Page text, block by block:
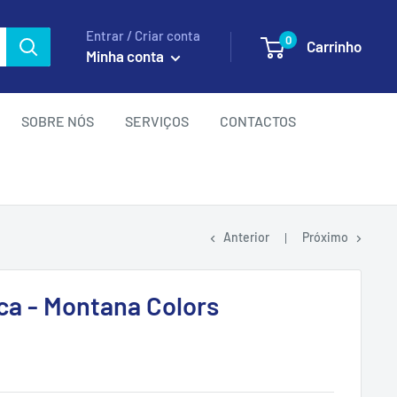
Entrar / Criar conta
Minha conta
0 Carrinho
SOBRE NÓS SERVIÇOS CONTACTOS
Anterior Próximo
- Montana Colors